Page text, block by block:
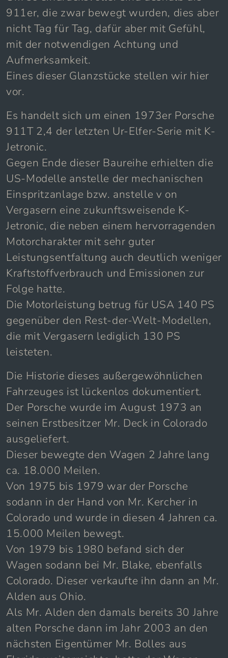
911er, die zwar bewegt wurden, dies aber
nicht Tag für Tag, dafür aber mit Gefühl,
mit der notwendigen Achtung und
Aufmerksamkeit.
Eines dieser Glanzstücke stellen wir hier
vor.
Es handelt sich um einen 1973er Porsche
911T 2,4 der letzten Ur-Elfer-Serie mit K-
Jetronic.
Gegen Ende dieser Baureihe erhielten die
US-Modelle anstelle der mechanischen
Einspritzanlage bzw. anstelle v on
Vergasern eine zukunftsweisende K-
Jetronic, die neben einem hervorragenden
Motorcharakter mit sehr guter
Leistungsentfaltung auch deutlich weniger
Kraftstoffverbrauch und Emissionen zur
Folge hatte.
Die Motorleistung betrug für USA 140 PS
gegenüber den Rest-der-Welt-Modellen,
die mit Vergasern lediglich 130 PS
leisteten.
Die Historie dieses außergewöhnlichen
Fahrzeuges ist lückenlos dokumentiert.
Der Porsche wurde im August 1973 an
seinen Erstbesitzer Mr. Deck in Colorado
ausgeliefert.
Dieser bewegte den Wagen 2 Jahre lang
ca. 18.000 Meilen.
Von 1975 bis 1979 war der Porsche
sodann in der Hand von Mr. Kercher in
Colorado und wurde in diesen 4 Jahren ca.
15.000 Meilen bewegt.
Von 1979 bis 1980 befand sich der
Wagen sodann bei Mr. Blake, ebenfalls
Colorado. Dieser verkaufte ihn dann an Mr.
Alden aus Ohio.
Als Mr. Alden den damals bereits 30 Jahre
alten Porsche dann im Jahr 2003 an den
nächsten Eigentümer Mr. Bolles aus